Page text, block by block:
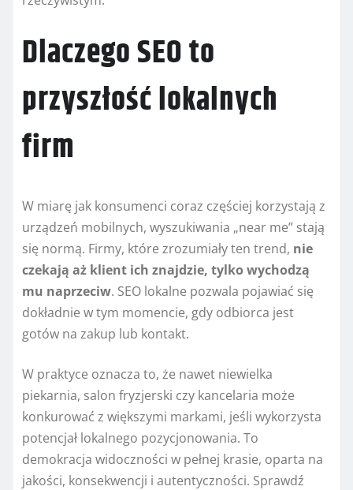
Dlaczego SEO to
przyszłość lokalnych
firm
W miarę jak konsumenci coraz częściej korzystają z
urządzeń mobilnych, wyszukiwania „near me” stają
się normą. Firmy, które zrozumiały ten trend, nie
czekają aż klient ich znajdzie, tylko wychodzą
mu naprzeciw. SEO lokalne pozwala pojawiać się
dokładnie w tym momencie, gdy odbiorca jest
gotów na zakup lub kontakt.
W praktyce oznacza to, że nawet niewielka
piekarnia, salon fryzjerski czy kancelaria może
konkurować z większymi markami, jeśli wykorzysta
potencjał lokalnego pozycjonowania. To
demokracja widoczności w pełnej krasie, oparta na
jakości, konsekwencji i autentyczności. Sprawdź